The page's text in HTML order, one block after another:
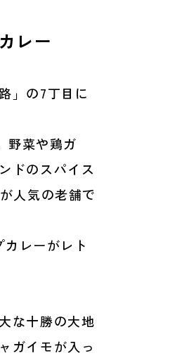
レー
」の7丁目に
野菜や鶏ガ
ドのスパイス
人気の老舗で
レーがレト
な十勝の大地
ガイモが入っ